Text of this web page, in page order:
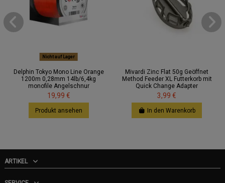
Nicht auf Lager
Delphin Tokyo Mono Line Orange
1200m 0,28mm 14lb/6,4kg
monofile Angelschnur
19,99 €
Produkt ansehen
Mivardi Zinc Flat 50g Geöffnet
Method Feeder XL Futterkorb mit
Quick Change Adapter
3,99 €
In den Warenkorb
ARTIKEL